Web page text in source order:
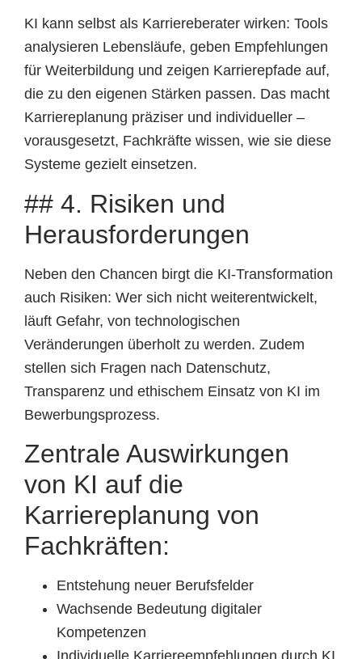
KI kann selbst als Karriereberater wirken: Tools
analysieren Lebensläufe, geben Empfehlungen
für Weiterbildung und zeigen Karrierepfade auf,
die zu den eigenen Stärken passen. Das macht
Karriereplanung präziser und individueller –
vorausgesetzt, Fachkräfte wissen, wie sie diese
Systeme gezielt einsetzen.
## 4. Risiken und
Herausforderungen
Neben den Chancen birgt die KI-Transformation
auch Risiken: Wer sich nicht weiterentwickelt,
läuft Gefahr, von technologischen
Veränderungen überholt zu werden. Zudem
stellen sich Fragen nach Datenschutz,
Transparenz und ethischem Einsatz von KI im
Bewerbungsprozess.
Zentrale Auswirkungen
von KI auf die
Karriereplanung von
Fachkräften:
Entstehung neuer Berufsfelder
Wachsende Bedeutung digitaler
Kompetenzen
Individuelle Karriereempfehlungen durch KI